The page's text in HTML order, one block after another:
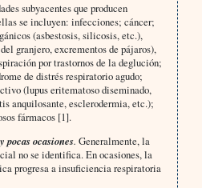
subyacentes que producen
se incluyen: infecciones; cáncer;
(asbestosis, silicosis, etc.),
granjero, excrementos de pájaros),
por trastornos de la deglución;
de distrés respiratorio agudo;
(lupus eritematoso diseminado,
anquilosante, esclerodermia, etc.);
fármacos [1].
pocas ocasiones. Generalmente, la
no se identifica. En ocasiones, la
progresa a insuficiencia respiratoria